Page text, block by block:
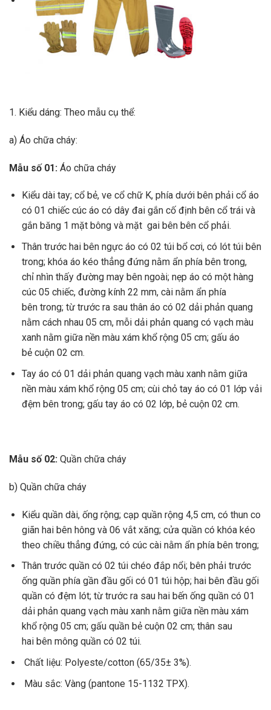
1. Kiểu dáng: Theo mẫu cụ thể:
a) Áo chữa cháy:
Mẫu số 01: Áo chữa cháy
Kiểu dài tay; cổ bẻ, ve cổchữ K, phía dưới bên phải cổ áo
có 01 chiếc cúc áo có dây đai gắn cố định bên cổ trái và
gắn băng 1 mặt bông và mặt gai bên bên cổ phải.
Thân trước hai bên ngực áo có 02 túi bổcơi, có lót túi bên
trong; khóa áo kéo thẳng đứng nằm ẩn phía bên trong,
chỉ nhìn thấy đường may bên ngoài; nẹp áo có một hàng
cúc 05 chiếc, đường kính 22 mm, cài nằm ẩn phía
bêntrong; từ trước ra sau thân áo có 02 dải phản quang
nằm cách nhau 05 cm, mỗi dải phản quang có vạch màu
xanh nằm giữa nền màu xám khổ rộng 05 cm; gấu áo
bẻ cuộn 02 cm.
Tay áo có 01 dải phản quang vạch màu xanh nằm giữa
nền màu xám khổ rộng 05 cm; cùi chỏ tay áo có 01 lớp vải
đệm bên trong; gấu tay áo có 02 lớp, bẻ cuộn 02 cm.
Mẫu số 02: Quần chữa cháy
b) Quần chữa cháy
Kiểu quần dài, ống rộng; cạp quần rộng 4,5 cm, có thun co
giãn hai bên hông và 06 vắt xăng; cửa quần có khóa kéo
theo chiều thẳng đứng, có cúc cài nằm ẩn phía bên trong;
Thân trước quần có 02 túi chéo đắp nổi; bên phải trước
ống quần phía gần đầu gối có 01 túi hộp; hai bên đầu gối
quần có đệm lót; từ trước ra sau hai bến ống quần có 01
dải phản quang vạch màu xanh nằm giữa nền màu xám
khổ rộng 05 cm; gấu quần bẻ cuộn 02 cm; thân sau
hai bên mông quần có 02 túi.
Chất liệu: Polyeste/cotton (65/35± 3%).
Màu sắc: Vàng (pantone 15-1132 TPX).